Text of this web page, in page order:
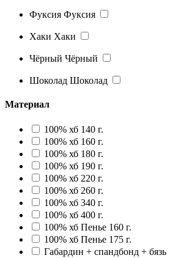
Фуксия Фуксия
Хаки Хаки
Чёрный Чёрный
Шоколад Шоколад
Материал
100% хб 140 г.
100% хб 160 г.
100% хб 180 г.
100% хб 190 г.
100% хб 220 г.
100% хб 260 г.
100% хб 340 г.
100% хб 400 г.
100% хб Пенье 160 г.
100% хб Пенье 175 г.
Габардин + спандбонд + бязь